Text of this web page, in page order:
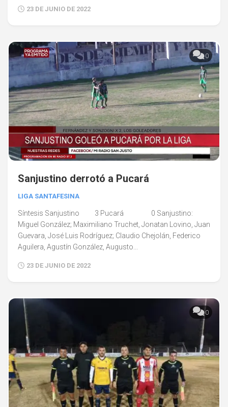
23 DE JUNIO DE 2022
0
Sanjustino derrotó a Pucará
LIGA SANTAFESINA
Síntesis Sanjustino 3 Pucará 0 Sanjustino:
Miguel González; Maximiliano Truchet, Jonatan Lovino, Juan
Guevara, José Luis Rodríguez; Claudio Chejolán, Federico
Aguilera, Agustín González, Augusto...
23 DE JUNIO DE 2022
0